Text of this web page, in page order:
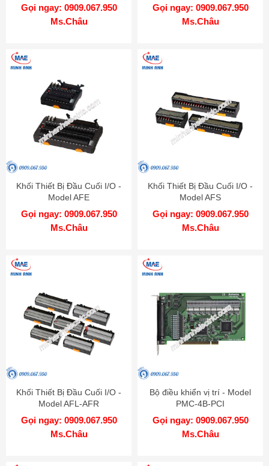
Gọi ngay: 0909.067.950
Ms.Châu
Gọi ngay: 0909.067.950
Ms.Châu
Khối Thiết Bị Đầu Cuối I/O -
Model AFE
Gọi ngay: 0909.067.950
Ms.Châu
Khối Thiết Bị Đầu Cuối I/O -
Model AFS
Gọi ngay: 0909.067.950
Ms.Châu
Khối Thiết Bị Đầu Cuối I/O -
Model AFL-AFR
Gọi ngay: 0909.067.950
Ms.Châu
Bộ điều khiển vị trí - Model
PMC-4B-PCI
Gọi ngay: 0909.067.950
Ms.Châu